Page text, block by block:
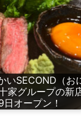
いSECOND（お
家グループの新
オープン！